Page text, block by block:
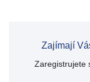
Zajímají
Zaregistrujete